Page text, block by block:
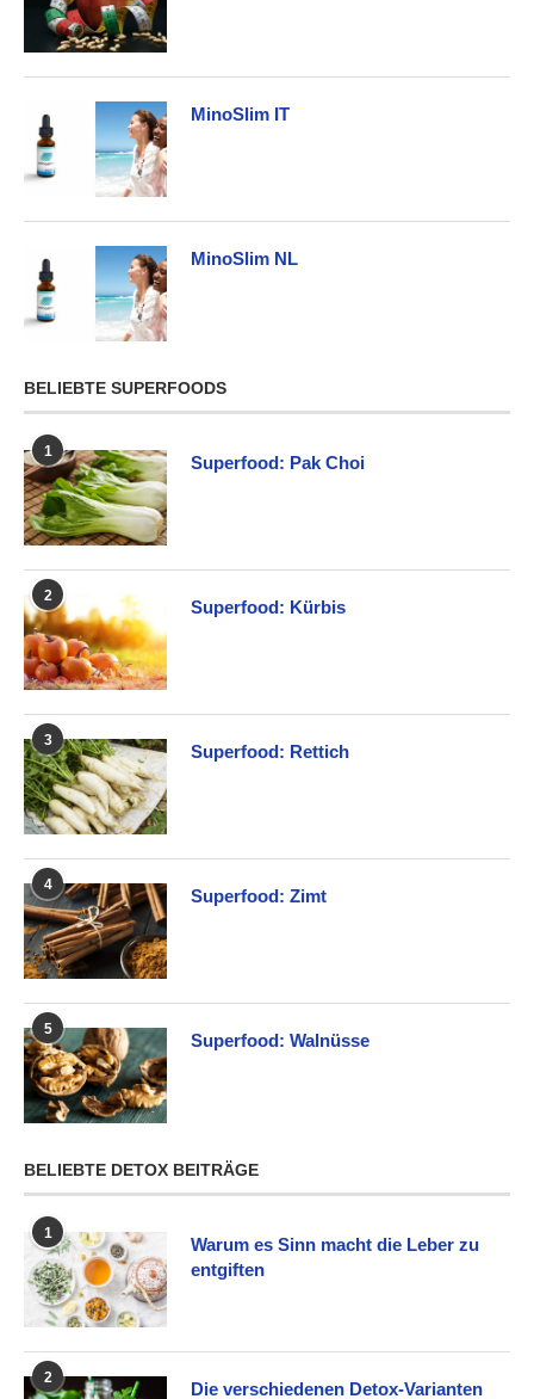
MinoSlim IT
MinoSlim NL
BELIEBTE SUPERFOODS
1
Superfood: Pak Choi
2
Superfood: Kürbis
3
Superfood: Rettich
4
Superfood: Zimt
5
Superfood: Walnüsse
BELIEBTE DETOX BEITRÄGE
1
Warum es Sinn macht die Leber zu
entgiften
2
Die verschiedenen Detox-Varianten